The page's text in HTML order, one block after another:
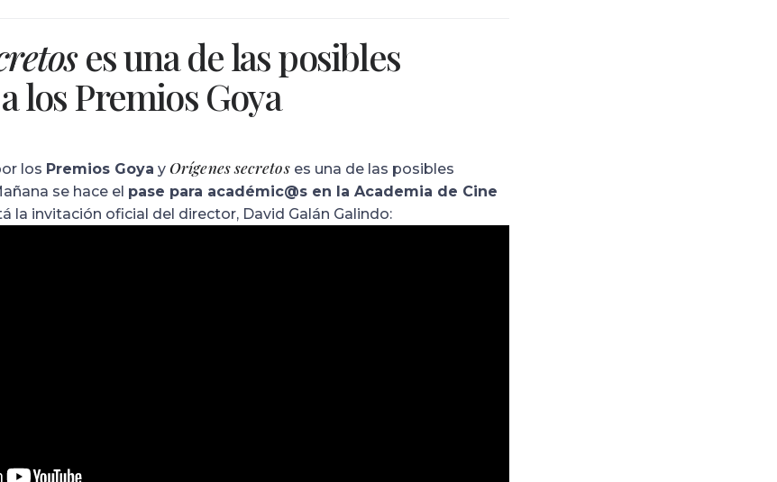
es una de las posibles
los Premios Goya
los Premios Goya y Orígenes secretoses una de las posibles
se hace el pase para académic@s en la Academia de Cine
la invitación oficial del director, David Galán Galindo: